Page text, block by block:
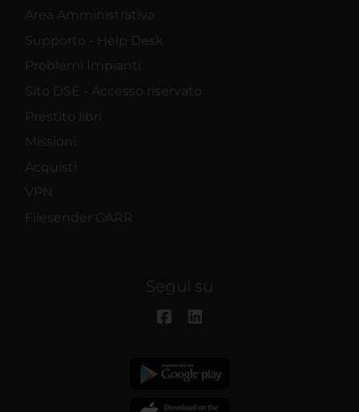
Area Amministrativa
Supporto - Help Desk
Problemi Impianti
Sito DSE - Accesso riservato
Prestito libri
Missioni
Acquisti
VPN
Filesender GARR
Segui su